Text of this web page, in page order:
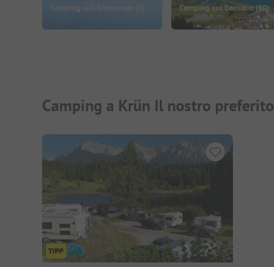
Camping sull'Ammersee Camping sul Danubio(80)
Camping a Krün Il nostro preferito